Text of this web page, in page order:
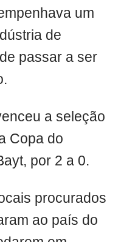
um
de
passar a ser
a seleção
Copa do
por 2 a 0.
procurados
ao país do